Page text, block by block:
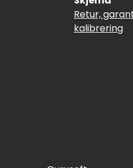
Retur,
kalibrering